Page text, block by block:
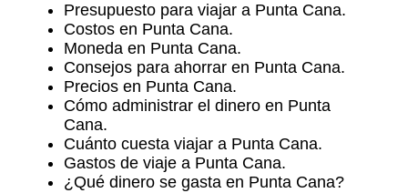
Presupuesto para viajar a Punta Cana.
Costos en Punta Cana.
Moneda en Punta Cana.
Consejos para ahorrar en Punta Cana.
Precios en Punta Cana.
Cómo administrar el dinero en Punta
Cana.
Cuánto cuesta viajar a Punta Cana.
Gastos de viaje a Punta Cana.
¿Qué dinero se gasta en Punta Cana?